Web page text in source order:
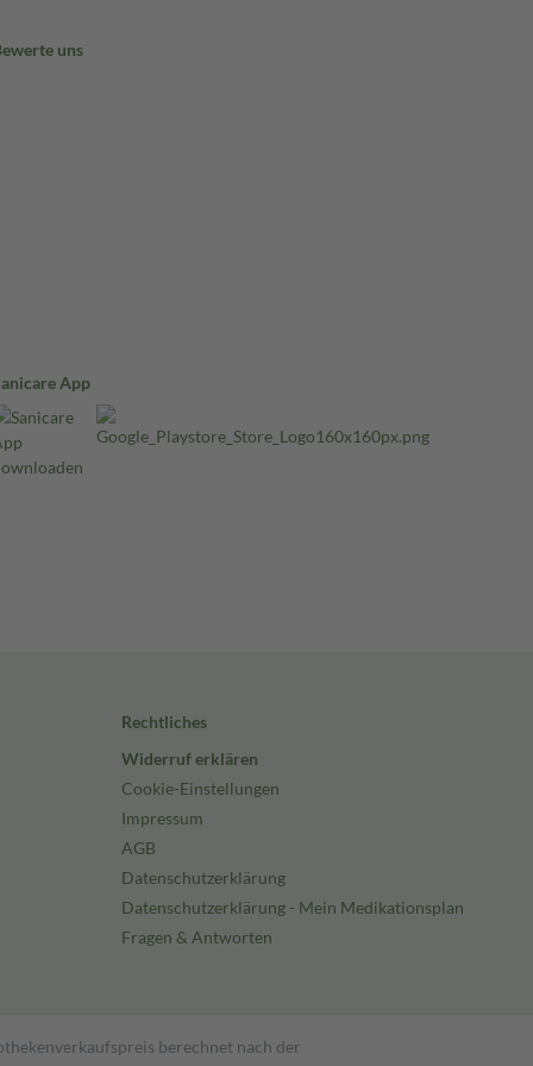
uns
App
Rechtliches
Widerruf erklären
Cookie-Einstellungen
Impressum
AGB
Datenschutzerklärung
Datenschutzerklärung - Mein Medikationsplan
Fragen & Antworten
berechnet nach der